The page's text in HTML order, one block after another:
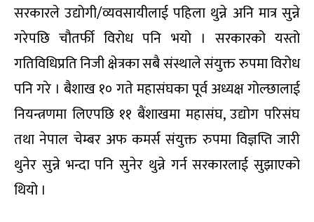
सरकारले उद्योगी/व्यवसायीलाई पहिला थुन्ने अनि मात्र सुन्ने
गरेपछि चौतर्फी विरोध पनि भयो । सरकारको यस्तो
गतिविधिप्रति निजी क्षेत्रका सबै संस्थाले संयुक्त रुपमा विरोध
पनि गरे । बैशाख १० गते महासंघका पूर्व अध्यक्ष गोल्छालाई
नियन्त्रणमा लिएपछि ११ बैंशाखमा महासंघ, उद्योग परिसंघ
तथा नेपाल चेम्बर अफ कमर्स संयुक्त रुपमा विज्ञप्ति जारी
थुनेर सुन्ने भन्दा पनि सुनेर थुन्ने गर्न सरकारलाई सुझाएको
थियो ।